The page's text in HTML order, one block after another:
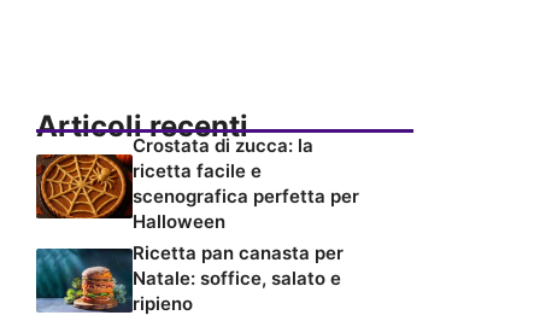
Articoli recenti
Crostata di zucca: la
ricetta facile e
scenografica perfetta per
Halloween
Ricetta pan canasta per
Natale: soffice, salato e
ripieno